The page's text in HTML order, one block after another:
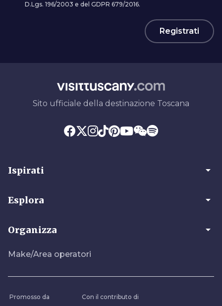
D.Lgs. 196/2003 e del GDPR 679/2016.
Registrati
Sito ufficiale della destinazione Toscana
Ispirati arrow_drop_down
Esplora arrow_drop_down
Organizza arrow_drop_down
Make/Area operatori
Promosso da Con il contributo di